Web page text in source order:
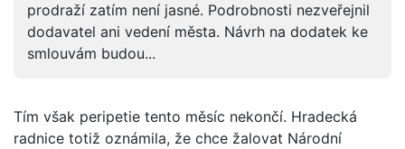
prodraží zatím není jasné. Podrobnosti nezveřejnil
dodavatel ani vedení města. Návrh na dodatek ke
smlouvám budou...
Tím však peripetie tento měsíc nekončí. Hradecká
radnice totiž oznámila, že chce žalovat Národní